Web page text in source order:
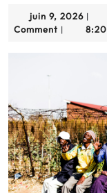
juin 9, 2026juin
9,
|
Comment |